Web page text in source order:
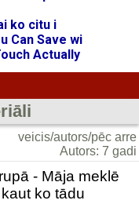
veicis/autors/pēc arre
Autors: 7 gadi
- Māja meklē
ko tādu